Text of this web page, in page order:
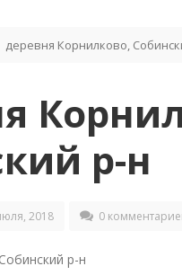
деревня Корнилково,
р-н
2018 0
р-н